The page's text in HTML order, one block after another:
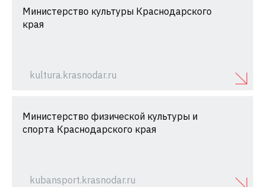
Министерство культуры Краснодарского
края
kultura.krasnodar.ru
Министерство физической культуры и
спорта Краснодарского края
kubansport.krasnodar.ru